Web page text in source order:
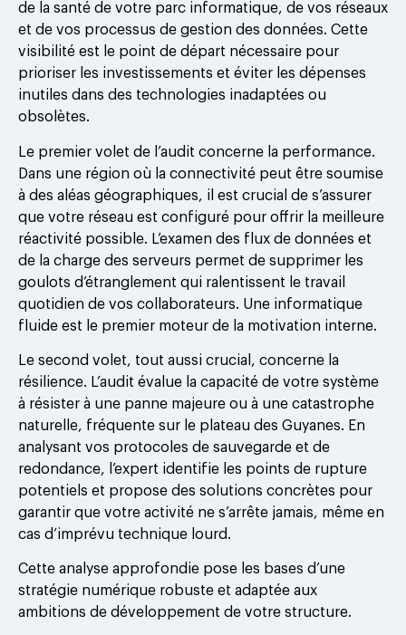
de la santé de votre parc informatique, de vos réseaux
et de vos processus de gestion des données. Cette
visibilité est le point de départ nécessaire pour
prioriser les investissements et éviter les dépenses
inutiles dans des technologies inadaptées ou
obsolètes.
Le premier volet de l’audit concerne la performance.
Dans une région où la connectivité peut être soumise
à des aléas géographiques, il est crucial de s’assurer
que votre réseau est configuré pour offrir la meilleure
réactivité possible. L’examen des flux de données et
de la charge des serveurs permet de supprimer les
goulots d’étranglement qui ralentissent le travail
quotidien de vos collaborateurs. Une informatique
fluide est le premier moteur de la motivation interne.
Le second volet, tout aussi crucial, concerne la
résilience. L’audit évalue la capacité de votre système
à résister à une panne majeure ou à une catastrophe
naturelle, fréquente sur le plateau des Guyanes. En
analysant vos protocoles de sauvegarde et de
redondance, l’expert identifie les points de rupture
potentiels et propose des solutions concrètes pour
garantir que votre activité ne s’arrête jamais, même en
cas d’imprévu technique lourd.
Cette analyse approfondie pose les bases d’une
stratégie numérique robuste et adaptée aux
ambitions de développement de votre structure.